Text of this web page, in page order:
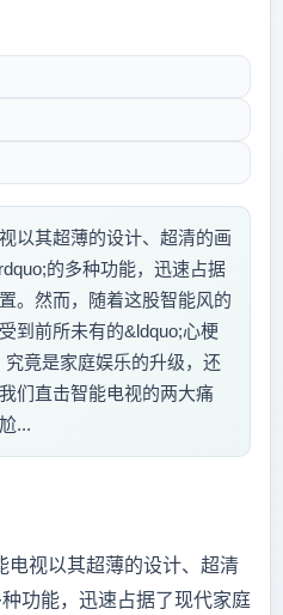
以其超薄的设计、超清的画
的多种功能，迅速占据
。然而，随着这股智能风的
到前所未有的&ldquo;心梗
竟是家庭娱乐的升级，还
们直击智能电视的两大痛
...
视以其超薄的设计、超清
功能，迅速占据了现代家庭